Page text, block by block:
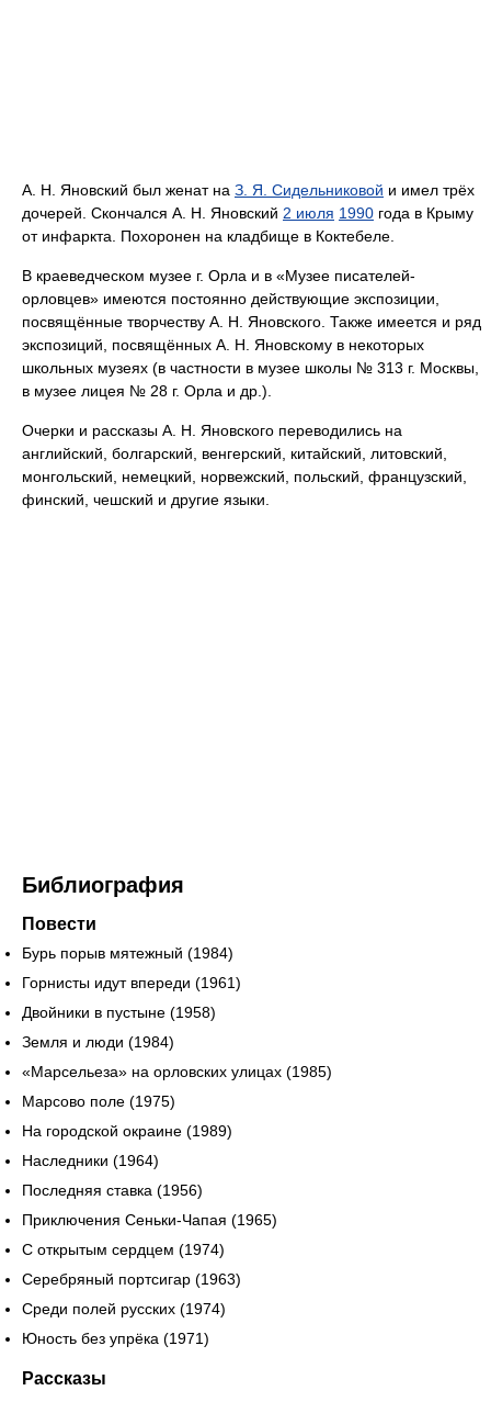
А. Н. Яновский был женат на З. Я. Сидельниковой и имел трёх
дочерей. Скончался А. Н. Яновский 2 июля 1990 года в Крыму
от инфаркта. Похоронен на кладбище в Коктебеле.
В краеведческом музее г. Орла и в «Музее писателей-
орловцев» имеются постоянно действующие экспозиции,
посвящённые творчеству А. Н. Яновского. Также имеется и ряд
экспозиций, посвящённых А. Н. Яновскому в некоторых
школьных музеях (в частности в музее школы № 313 г. Москвы,
в музее лицея № 28 г. Орла и др.).
Очерки и рассказы А. Н. Яновского переводились на
английский, болгарский, венгерский, китайский, литовский,
монгольский, немецкий, норвежский, польский, французский,
финский, чешский и другие языки.
Библиография
Повести
Бурь порыв мятежный (1984)
Горнисты идут впереди (1961)
Двойники в пустыне (1958)
Земля и люди (1984)
«Марсельеза» на орловских улицах (1985)
Марсово поле (1975)
На городской окраине (1989)
Наследники (1964)
Последняя ставка (1956)
Приключения Сеньки-Чапая (1965)
С открытым сердцем (1974)
Серебряный портсигар (1963)
Среди полей русских (1974)
Юность без упрёка (1971)
Рассказы